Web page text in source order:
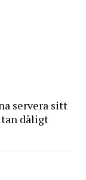
servera sitt
dåligt